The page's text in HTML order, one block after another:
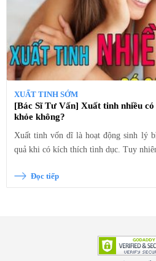
XUẤT TINH SỚM
[Bác Sĩ Tư Vấn] Xuất tinh nhiều
khỏe không?
Xuất tinh vốn dĩ là hoạt động sinh lý
quả khi có kích thích tình dục. Tuy
Đọc tiếp